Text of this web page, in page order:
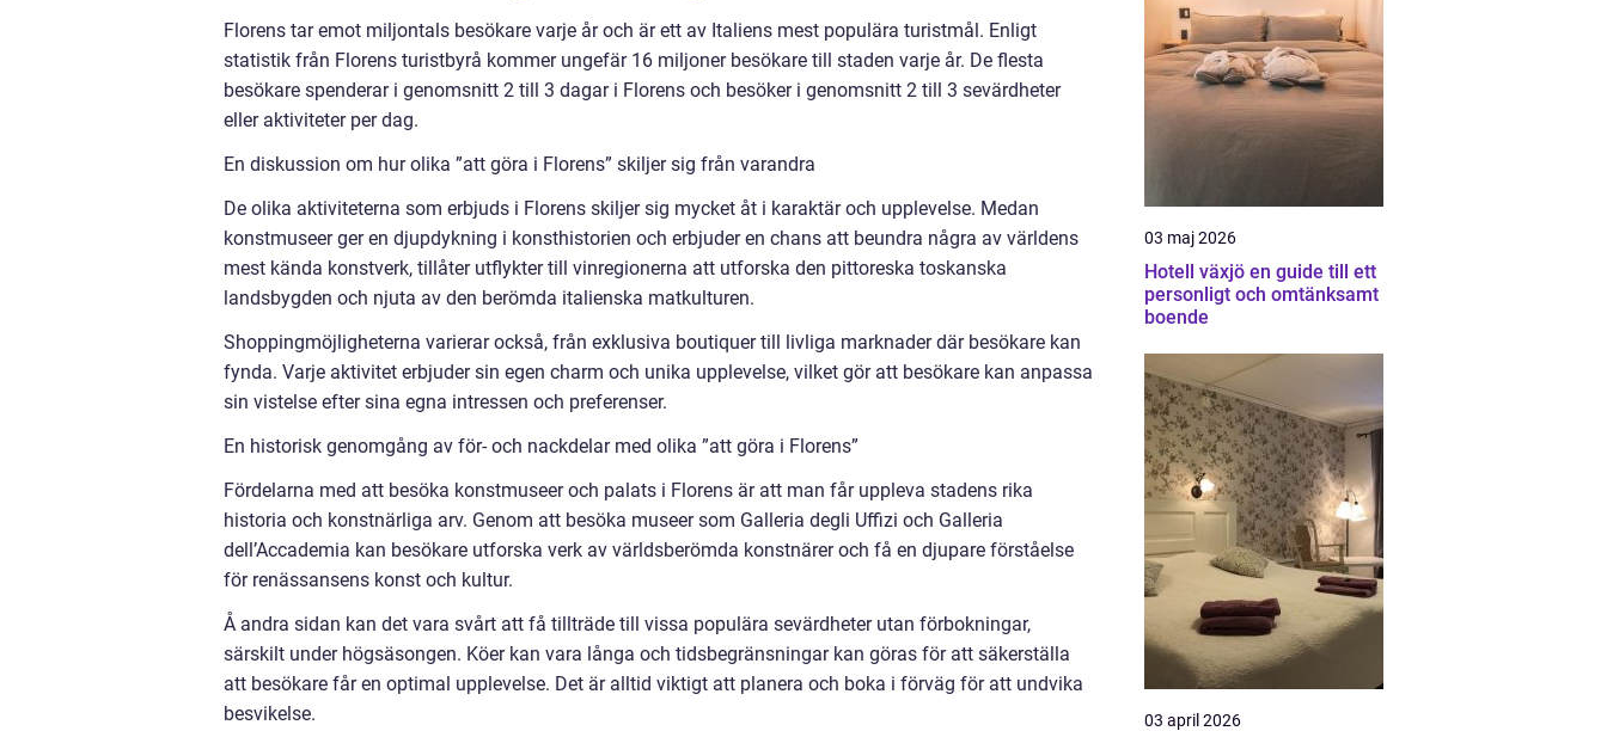
Florens tar emot miljontals besökare varje år och är ett av Italiens mest populära turistmål. Enligt
statistik från Florens turistbyrå kommer ungefär 16 miljoner besökare till staden varje år. De flesta
besökare spenderar i genomsnitt 2 till 3 dagar i Florens och besöker i genomsnitt 2 till 3 sevärdheter
eller aktiviteter per dag.
En diskussion om hur olika ”att göra i Florens” skiljer sig från varandra
De olika aktiviteterna som erbjuds i Florens skiljer sig mycket åt i karaktär och upplevelse. Medan
konstmuseer ger en djupdykning i konsthistorien och erbjuder en chans att beundra några av världens
mest kända konstverk, tillåter utflykter till vinregionerna att utforska den pittoreska toskanska
landsbygden och njuta av den berömda italienska matkulturen.
Shoppingmöjligheterna varierar också, från exklusiva boutiquer till livliga marknader där besökare kan
fynda. Varje aktivitet erbjuder sin egen charm och unika upplevelse, vilket gör att besökare kan anpassa
sin vistelse efter sina egna intressen och preferenser.
En historisk genomgång av för- och nackdelar med olika ”att göra i Florens”
Fördelarna med att besöka konstmuseer och palats i Florens är att man får uppleva stadens rika
historia och konstnärliga arv. Genom att besöka museer som Galleria degli Uffizi och Galleria
dell’Accademia kan besökare utforska verk av världsberömda konstnärer och få en djupare förståelse
för renässansens konst och kultur.
Å andra sidan kan det vara svårt att få tillträde till vissa populära sevärdheter utan förbokningar,
särskilt under högsäsongen. Köer kan vara långa och tidsbegränsningar kan göras för att säkerställa
att besökare får en optimal upplevelse. Det är alltid viktigt att planera och boka i förväg för att undvika
besvikelse.
03 maj 2026
Hotell växjö en guide till ett
personligt och omtänksamt
boende
03 april 2026